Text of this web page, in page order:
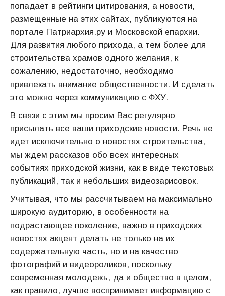
попадает в рейтинги цитирования, а новости,
размещенные на этих сайтах, публикуются на
портале Патриархия.ру и Московской епархии.
Для развития любого прихода, а тем более для
строительства храмов одного желания, к
сожалению, недостаточно, необходимо
привлекать внимание общественности. И сделать
это можно через коммуникацию с ФХУ.
В связи с этим мы просим Вас регулярно
присылать все ваши приходские новости. Речь не
идет исключительно о новостях строительства,
мы ждем рассказов обо всех интересных
событиях приходской жизни, как в виде текстовых
публикаций, так и небольших видеозарисовок.
Учитывая, что мы рассчитываем на максимально
широкую аудиторию, в особенности на
подрастающее поколение, важно в приходских
новостях акцент делать не только на их
содержательную часть, но и на качество
фотографий и видеороликов, поскольку
современная молодежь, да и общество в целом,
как правило, лучше воспринимает информацию с